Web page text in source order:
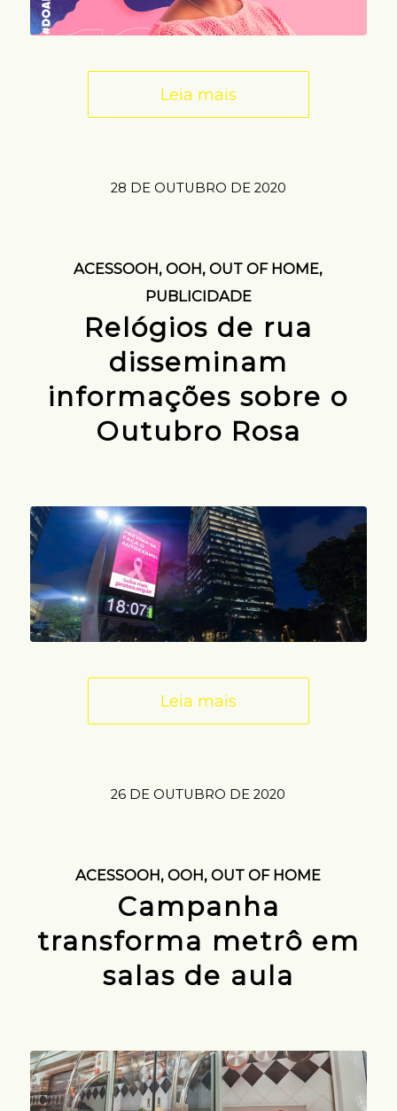
Leia mais
28 DE OUTUBRO DE 2020
ACESSOOH,OOH,OUT OF HOME,
PUBLICIDADE
Relógios de rua
disseminam
informações sobre o
Outubro Rosa
Leia mais
26 DE OUTUBRO DE 2020
ACESSOOH,OOH,OUT OF HOME
Campanha
transforma metrô em
salas de aula